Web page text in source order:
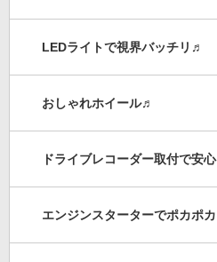
LEDライトで視界バッチリ♬
おしゃれホイール♬
ドライブレコーダー取付で安心
エンジンスターターでポカポカ